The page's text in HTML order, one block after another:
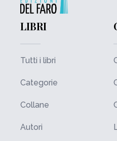
LIBRI
Tutti i libri
Categorie
Collane
Autori